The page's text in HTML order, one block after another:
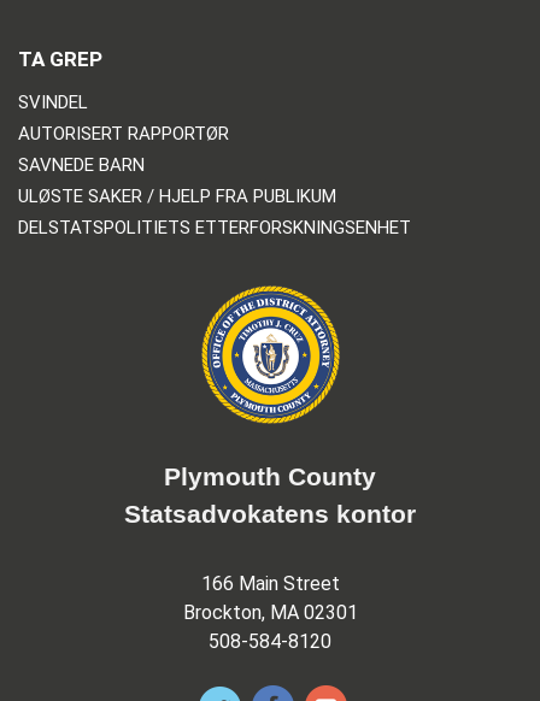
TA GREP
SVINDEL
AUTORISERT RAPPORTØR
SAVNEDE BARN
ULØSTE SAKER / HJELP FRA PUBLIKUM
DELSTATSPOLITIETS ETTERFORSKNINGSENHET
Plymouth County
Statsadvokatens kontor
166 Main Street
Brockton, MA 02301
508-584-8120